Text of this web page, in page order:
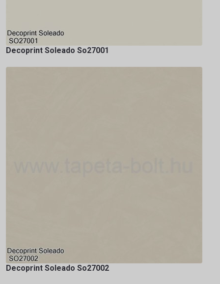
Decoprint Soleado So27001
Decoprint Soleado So27002